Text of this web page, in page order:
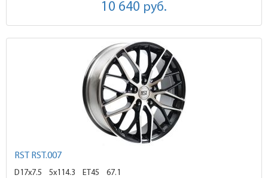
10 640 руб.
RST RST.007
D17x7.5 5x114.3 ET45
67.1